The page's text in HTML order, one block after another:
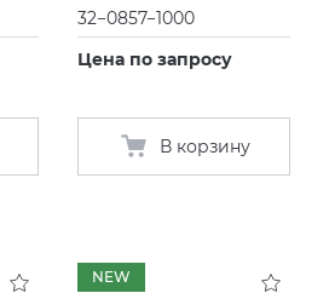
32−0857−1000
Цена по запросу
В корзину
NEW